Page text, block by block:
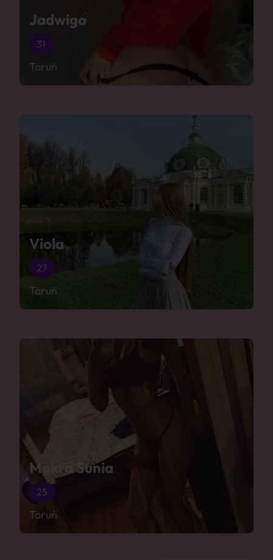
Jadwiga
31
Toruń
Viola
27
Toruń
Mokra Sunia
25
Toruń